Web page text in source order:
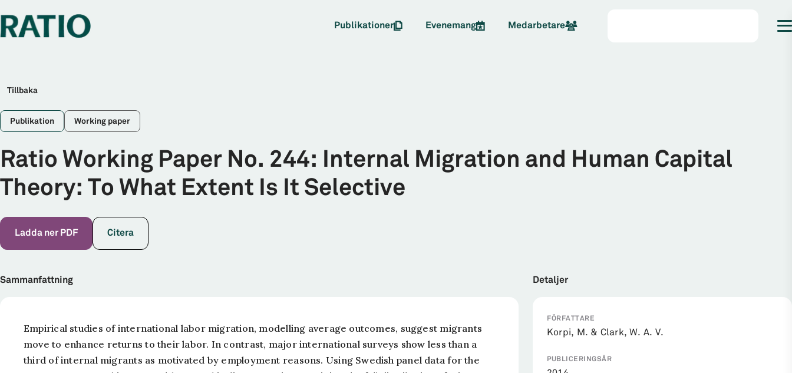
Publikationer Evenemang Medarbetare
Tillbaka
Publikation Working paper
Ratio Working Paper No. 244: Internal Migration and Human Capital
Theory: To What Extent Is It Selective
Ladda ner PDF Citera
Sammanfattning
Empirical studies of international labor migration, modelling average outcomes, suggest migrants
move to enhance returns to their labor. In contrast, major international surveys show less than a
third of internal migrants as motivated by employment reasons. Using Swedish panel data for the
Detaljer
FÖRFATTARE
Korpi, M. & Clark, W. A. V.
PUBLICERINGSÅR